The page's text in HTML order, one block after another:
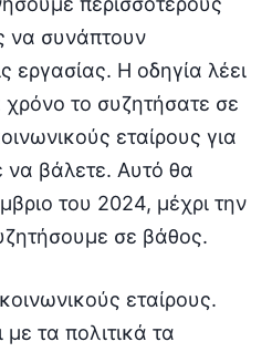
να συνάπτουν
εργασίας. Η οδηγία λέει
το συζητήσατε σε
εταίρους για
να βάλετε. Αυτό θα
του 2024, μέχρι την
σε βάθος.
εταίρους.
τα πολιτικά τα